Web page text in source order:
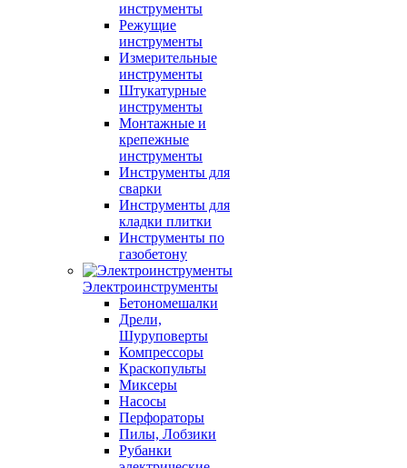
инструменты
Режущие
инструменты
Измерительные
инструменты
Штукатурные
инструменты
Монтажные и
крепежные
инструменты
Инструменты для
сварки
Инструменты для
кладки плитки
Инструменты по
газобетону
Электроинструменты
Бетономешалки
Дрели,
Шуруповерты
Компрессоры
Краскопульты
Миксеры
Насосы
Перфораторы
Пилы, Лобзики
Рубанки